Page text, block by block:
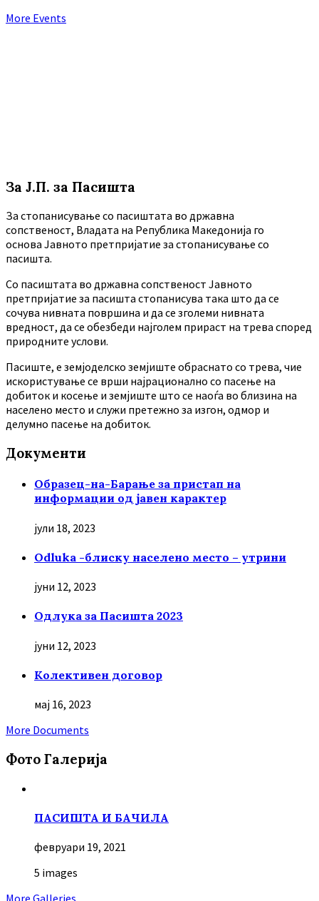
Back
More Events
За Ј.П. за Пасишта
За стопанисување со пасиштата во државна
сопственост, Владата на Република Македонија го
основа Јавното претпријатие за стопанисување со
пасишта.
Co пасиштата во државна сопственост Јавното
претпријатие за пасишта стопанисува така што да се
сочува нивната површина и да се зголеми нивната
вредност, да се обезбеди најголем прираст на трева според
природните услови.
Пасиште, е земјоделско земјиште обраснато со трева, чие
искористување се врши најрационално со пасење на
добиток и косење и земјиште што се наоѓа во близина на
населено место и служи претежно за изгон, одмор и
делумно пасење на добиток.
Документи
Образец-на-Барање за пристап на
информации од јавен карактер
јули 18, 2023
Odluka -блиску населено место – утрини
јуни 12, 2023
Oдлука за Пасишта 2023
јуни 12, 2023
Колективен договор
мај 16, 2023
More Documents
Фото Галерија
ПАСИШТА И БАЧИЛА
февруари 19, 2021
5 images